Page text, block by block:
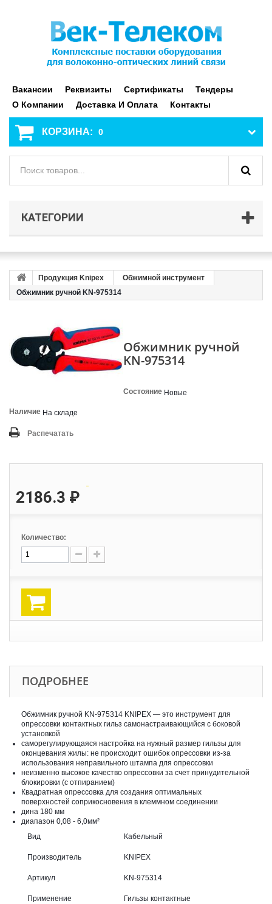
Вакансии Реквизиты Сертификаты
Тендеры
О Компании
Доставка И Оплата Контакты
КОРЗИНА: 0
КАТЕГОРИИ
Продукция Knipex
Обжимной инструмент
Обжимник ручной KN-975314
Обжимник ручной
KN-975314
Состояние Новые
Наличие На складе
Распечатать
2186.3 ₽
Количество:
ПОДРОБНЕЕ
Обжимник ручной KN-975314 KNIPEX — это инструмент для
опрессовки контактных гильз самонастраивающийся с боковой
установкой
саморегулирующаяся настройка на нужный размер гильзы для
оконцевания жилы: не происходит ошибок опрессовки из-за
использования неправильного штампа для опрессовки
неизменно высокое качество опрессовки за счет принудительной
блокировки (с отпиранием)
Квадратная опрессовка для создания оптимальных
поверхностей соприкосновения в клеммном соединении
дина 180 мм
диапазон 0,08 - 6,0мм²
Вид
Кабельный
Производитель KNIPEX
Артикул KN-975314
Применение Гильзы контактные